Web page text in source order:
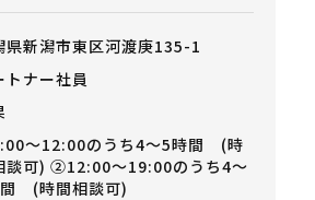
県新潟市東区河渡庚135-1
トナー社員
～12:00のうち4～5時間 (時
談可) ②12:00～19:00のうち4～
(時間相談可)